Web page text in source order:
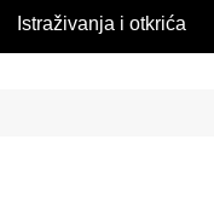
Istraživanja i otkrića